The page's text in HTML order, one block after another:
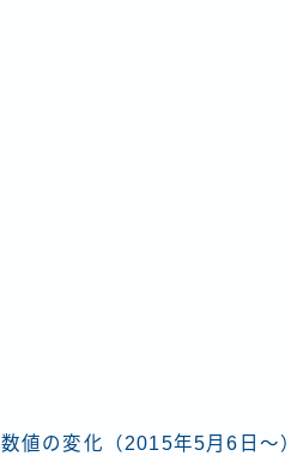
数値の変化（2015年5月6日～